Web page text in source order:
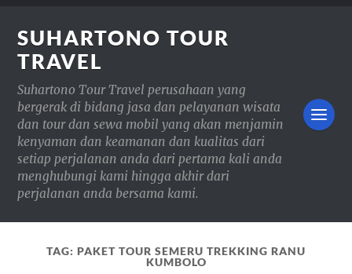
SUHARTONO TOUR
TRAVEL
Suhartono Tour Travel perusahaan yang
bergerak di bidang jasa dan pelayanan wisata
dan tour dan sewa mobil yang akan menjamin
kenyaman dan keamanan dan kualitas dari
setiap perjalanan anda dari pertama kali anda
menghubungi kami hingga akhir dari
perjalanan anda bersama kami.
TAG: PAKET TOUR SEMERU TREKKING RANU
KUMBOLO